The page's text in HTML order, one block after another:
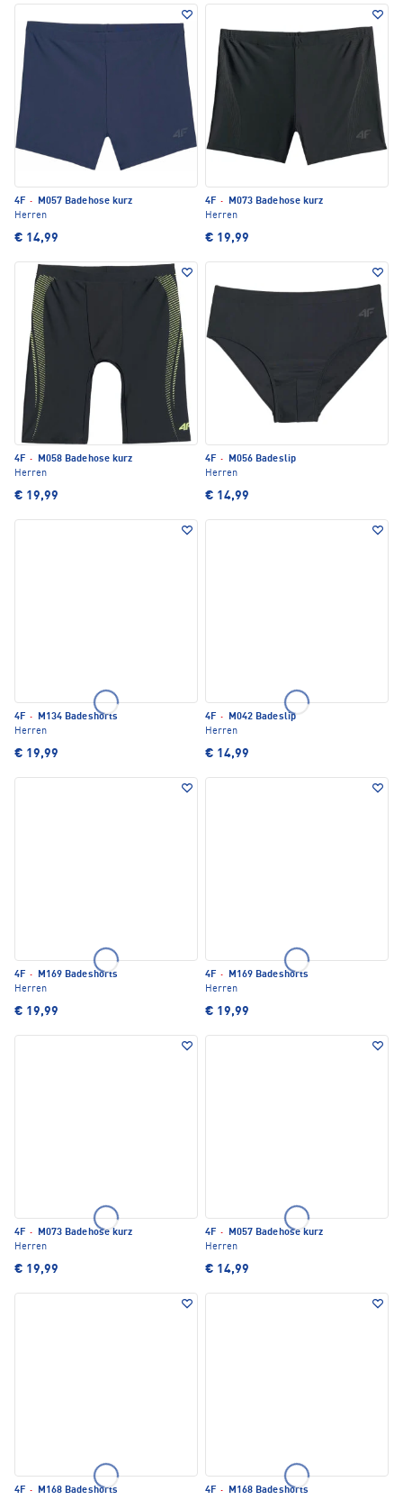
4F ·
M057 Badehose kurz
Herren
€ 14,99
4F ·
M073 Badehose kurz
Herren
€ 19,99
4F ·
M058 Badehose kurz
Herren
€ 19,99
4F ·
M056 Badeslip
Herren
€ 14,99
4F ·
M134 Badeshorts
Herren
€ 19,99
4F ·
M042 Badeslip
Herren
€ 14,99
4F ·
M169 Badeshorts
Herren
€ 19,99
4F ·
M169 Badeshorts
Herren
€ 19,99
4F ·
M073 Badehose kurz
Herren
€ 19,99
4F ·
M057 Badehose kurz
Herren
€ 14,99
4F · M168 Badeshorts 4F · M168 Badeshorts